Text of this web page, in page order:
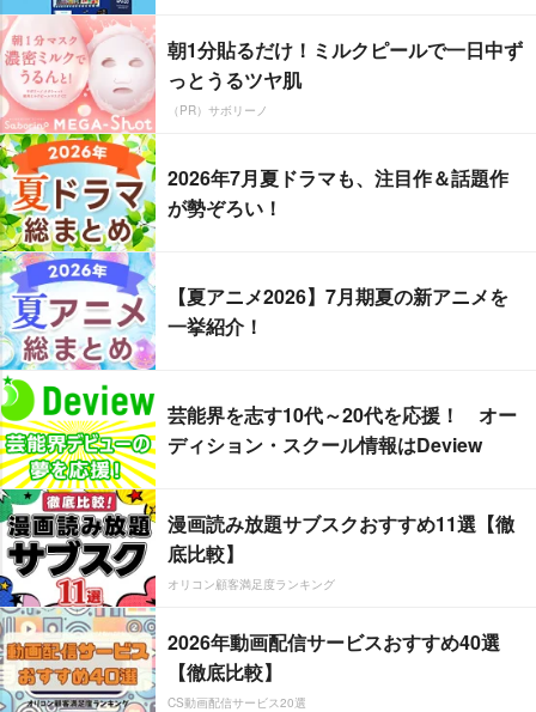
朝1分貼るだけ！ミルクピールで一日中ず
っとうるツヤ肌
（PR）サボリーノ
2026年7月夏ドラマも、注目作＆話題作
が勢ぞろい！
【夏アニメ2026】7月期夏の新アニメを
一挙紹介！
芸能界を志す10代～20代を応援！ オー
ディション・スクール情報はDeview
漫画読み放題サブスクおすすめ11選【徹
底比較】
オリコン顧客満足度ランキング
2026年動画配信サービスおすすめ40選
【徹底比較】
CS動画配信サービス20選